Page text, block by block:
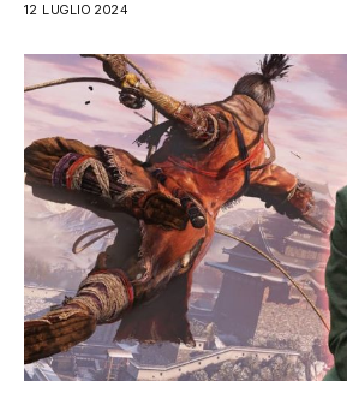
12 LUGLIO 2024